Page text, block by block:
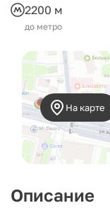
2200 м
до метро
На карте
Описание